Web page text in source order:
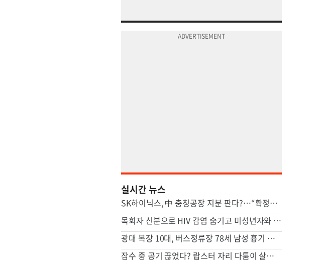
실시간 뉴스
SK하이닉스, 中 충칭공장 지분 판다?…“확정된 바는 없다”
목회자 신분으로 HIV 감염 숨기고 미성년자와 성관계
광대 복장 10대, 버스정류장 78세 남성 흉기 살해 혐의
잠수 중 공기 끊었다? 랍스터 자리 다툼이 살인미수 사건으로